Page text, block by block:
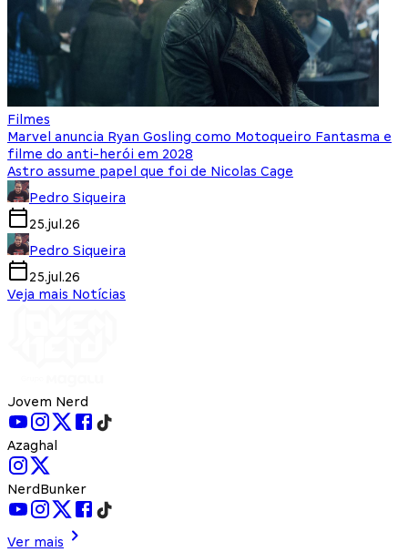
Filmes
Marvel anuncia Ryan Gosling como Motoqueiro Fantasma e
filme do anti-herói em 2028
Astro assume papel que foi de Nicolas Cage
Pedro Siqueira
25.jul.26
Pedro Siqueira
25.jul.26
Veja mais Notícias
Jovem Nerd
Azaghal
NerdBunker
Ver mais